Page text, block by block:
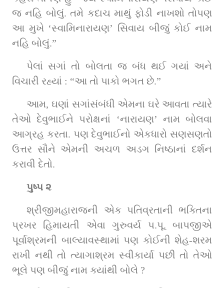
જ નહિ બોલું. તમે કદાચ માથું ફોડી નાખશો તોપણ
આ મુખે ‘સ્વામિનારાયણ’ સિવાય બીજું કોઈ નામ
નહિ બોલું.”
પેલાં સગાં તો બોલતા જ બંધ થઈ ગયાં અને
વિચારી રહ્યાં : “આ તો પાકો ભગત છે.”
આમ, ઘણાં સગાંસંબંધી એમના ઘરે આવતા ત્યારે
તેઓ દેવુભાઈને પરોક્ષનાં ‘નારાયણ’ નામ બોલવા
આગ્રહ કરતા. પણ દેવુભાઈનો એકધારો સણસણતો
ઉત્તર સૌને એમની અચળ અડગ નિષ્ઠાનાં દર્શન
કરાવી દેતો.
પુષ્પ ૨
શ્રીજીમહારાજની એક પતિવ્રતાની ભક્તિના
પ્રખર હિમાયતી એવા ગુરુવર્ય પ.પૂ. બાપજીએ
પૂર્વાશ્રમની બાલ્યાવસ્થામાં પણ કોઈની શેહ-શરમ
રાખી નથી તો ત્યાગાશ્રમ સ્વીકાર્યા પછી તો તેઓ
ભૂલે પણ બીજું નામ ક્યાંથી બોલે ?